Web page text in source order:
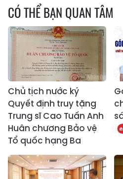
CÓ THỂ BẠN QUAN TÂM
Chủ tịch nước ký
Quyết định truy tặng
Trung sĩ Cao Tuấn Anh
Huân chương Bảo vệ
Tổ quốc hạng Ba